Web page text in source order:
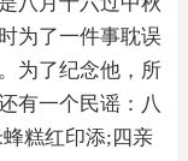
为了一件事耽误
为了纪念他，所
有一个民谣：八
糕红印添;四亲